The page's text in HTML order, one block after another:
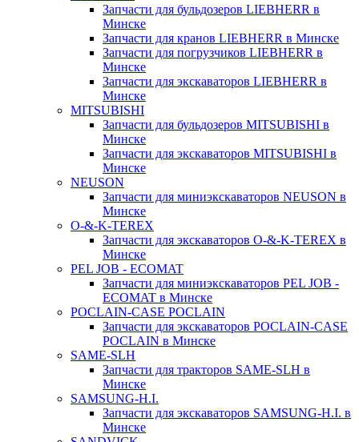
Запчасти для бульдозеров LIEBHERR в
Минске
Запчасти для кранов LIEBHERR в Минске
Запчасти для погрузчиков LIEBHERR в
Минске
Запчасти для экскаваторов LIEBHERR в
Минске
MITSUBISHI
Запчасти для бульдозеров MITSUBISHI в
Минске
Запчасти для экскаваторов MITSUBISHI в
Минске
NEUSON
Запчасти для миниэкскаваторов NEUSON в
Минске
O-&-K-TEREX
Запчасти для экскаваторов O-&-K-TEREX в
Минске
PEL JOB - ECOMAT
Запчасти для миниэкскаваторов PEL JOB -
ECOMAT в Минске
POCLAIN-CASE POCLAIN
Запчасти для экскаваторов POCLAIN-CASE
POCLAIN в Минске
SAME-SLH
Запчасти для тракторов SAME-SLH в
Минске
SAMSUNG-H.I.
Запчасти для экскаваторов SAMSUNG-H.I. в
Минске